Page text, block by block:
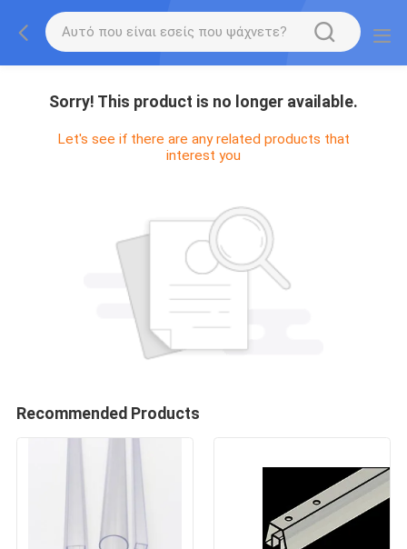
Sorry! This product is no longer available.
Let's see if there are any related products that
interest you
Recommended Products